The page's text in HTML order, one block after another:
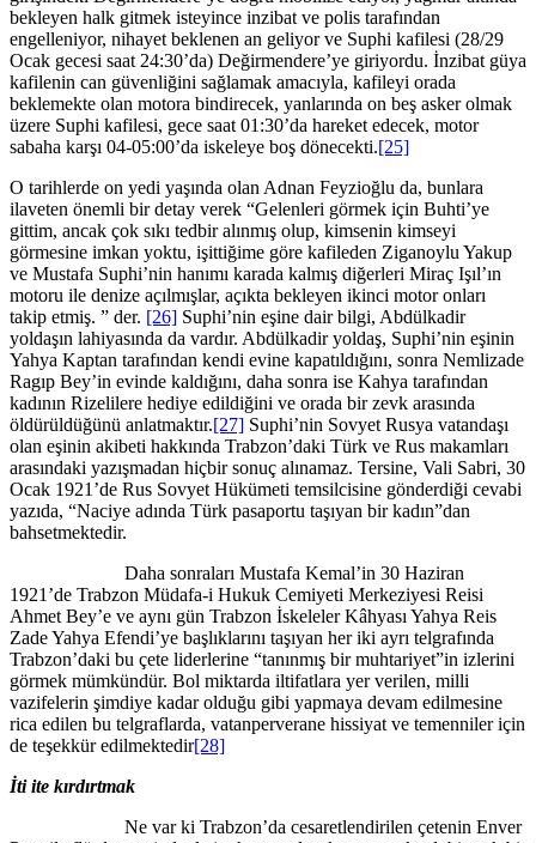
bekleyen halk gitmek isteyince inzibat ve polis tarafından
engelleniyor, nihayet beklenen an geliyor ve Suphi kafilesi (28/29
Ocak gecesi saat 24:30’da) Değirmendere’ye giriyordu. İnzibat güya
kafilenin can güvenliğini sağlamak amacıyla, kafileyi orada
beklemekte olan motora bindirecek, yanlarında on beş asker olmak
üzere Suphi kafilesi, gece saat 01:30’da hareket edecek, motor
sabaha karşı 04-05:00’da iskeleye boş dönecekti.[25]
O tarihlerde on yedi yaşında olan Adnan Feyzioğlu da, bunlara
ilaveten önemli bir detay verek “Gelenleri görmek için Buhti’ye
gittim, ancak çok sıkı tedbir alınmış olup, kimsenin kimseyi
görmesine imkan yoktu, işittiğime göre kafileden Ziganoylu Yakup
ve Mustafa Suphi’nin hanımı karada kalmış diğerleri Miraç Işıl’ın
motoru ile denize açılmışlar, açıkta bekleyen ikinci motor onları
takip etmiş. ” der. [26] Suphi’nin eşine dair bilgi, Abdülkadir
yoldaşın lahiyasında da vardır. Abdülkadir yoldaş, Suphi’nin eşinin
Yahya Kaptan tarafından kendi evine kapatıldığını, sonra Nemlizade
Ragıp Bey’in evinde kaldığını, daha sonra ise Kahya tarafından
kadının Rizelilere hediye edildiğini ve orada bir zevk arasında
öldürüldüğünü anlatmaktır.[27] Suphi’nin Sovyet Rusya vatandaşı
olan eşinin akibeti hakkında Trabzon’daki Türk ve Rus makamları
arasındaki yazışmadan hiçbir sonuç alınamaz. Tersine, Vali Sabri, 30
Ocak 1921’de Rus Sovyet Hükümeti temsilcisine gönderdiği cevabi
yazıda, “Naciye adında Türk pasaportu taşıyan bir kadın”dan
bahsetmektedir.
Daha sonraları Mustafa Kemal’in 30 Haziran
1921’de Trabzon Müdafa-i Hukuk Cemiyeti Merkeziyesi Reisi
Ahmet Bey’e ve aynı gün Trabzon İskeleler Kâhyası Yahya Reis
Zade Yahya Efendi’ye başlıklarını taşıyan her iki ayrı telgrafında
Trabzon’daki bu çete liderlerine “tanınmış bir muhtariyet”in izlerini
görmek mümkündür. Bol miktarda iltifatlara yer verilen, milli
vazifelerin şimdiye kadar olduğu gibi yapmaya devam edilmesine
rica edilen bu telgraflarda, vatanperverane hissiyat ve temenniler için
de teşekkür edilmektedir[28]
İti ite kırdırtmak
Ne var ki Trabzon’da cesaretlendirilen çetenin Enver